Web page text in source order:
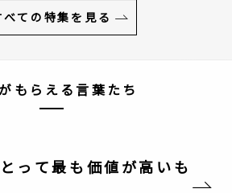
べての特集を見る
もらえる言葉たち
って最も価値が高いも